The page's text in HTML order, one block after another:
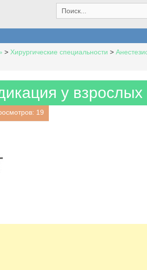
e
a
h
> Хирургические специальности >
у взрослых
19